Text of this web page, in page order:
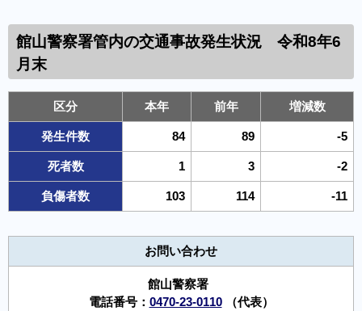
館山警察署管内の 交通事故発生状況 令和8年6
月末
区分 本年 前年 増減数
発生件数 84 89 -5
死者数 1 3 -2
負傷者数 103 114 -11
お問い合わせ
館山警察署
電話番号： 0470-23-0110（代表）